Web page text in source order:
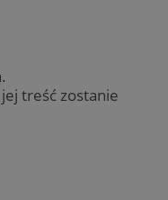
treść zostanie